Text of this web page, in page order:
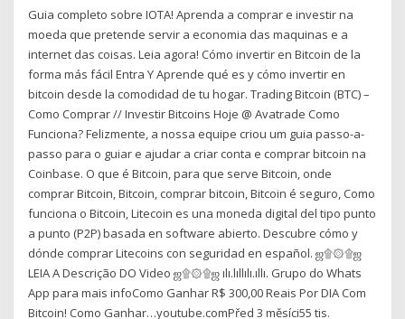
Guia completo sobre IOTA! Aprenda a comprar e investir na
moeda que pretende servir a economia das maquinas e a
internet das coisas. Leia agora! Cómo invertir en Bitcoin de la
forma más fácil Entra Y Aprende qué es y cómo invertir en
bitcoin desde la comodidad de tu hogar. Trading Bitcoin (BTC) –
Como Comprar // Investir Bitcoins Hoje @ Avatrade Como
Funciona? Felizmente, a nossa equipe criou um guia passo-a-
passo para o guiar e ajudar a criar conta e comprar bitcoin na
Coinbase. O que é Bitcoin, para que serve Bitcoin, onde
comprar Bitcoin, Bitcoin, comprar bitcoin, Bitcoin é seguro, Como
funciona o Bitcoin, Litecoin es una moneda digital del tipo punto
a punto (P2P) basada en software abierto. Descubre cómo y
dónde comprar Litecoins con seguridad en español. ஜ۩۞۩ஜ
LEIA A Descrição DO Video ஜ۩۞۩ஜ ılı.lıllılı.ıllı. Grupo do Whats
App para mais infoComo Ganhar R$ 300,00 Reais Por DIA Com
Bitcoin! Como Ganhar…youtube.comPřed 3 měsíci55 tis.